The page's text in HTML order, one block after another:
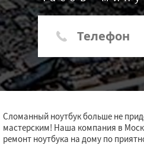
Сломанный ноутбук больше не
мастерским! Наша компания в
ремонт ноутбука на дому по